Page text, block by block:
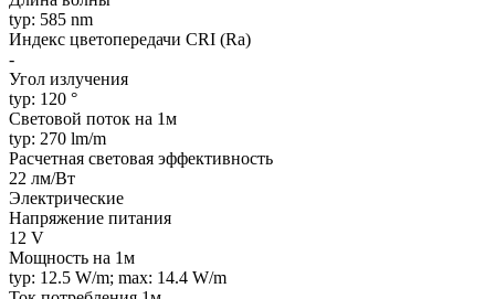
typ: 585 nm
Индекс цветопередачи CRI (Ra)
-
Угол излучения
typ: 120 °
Световой поток на 1м
typ: 270 lm/m
Расчетная световая эффективность
22 лм/Вт
Электрические
Напряжение питания
12 V
Мощность на 1м
typ: 12.5 W/m; max: 14.4 W/m